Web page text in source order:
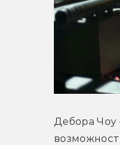
Дебора Чоу